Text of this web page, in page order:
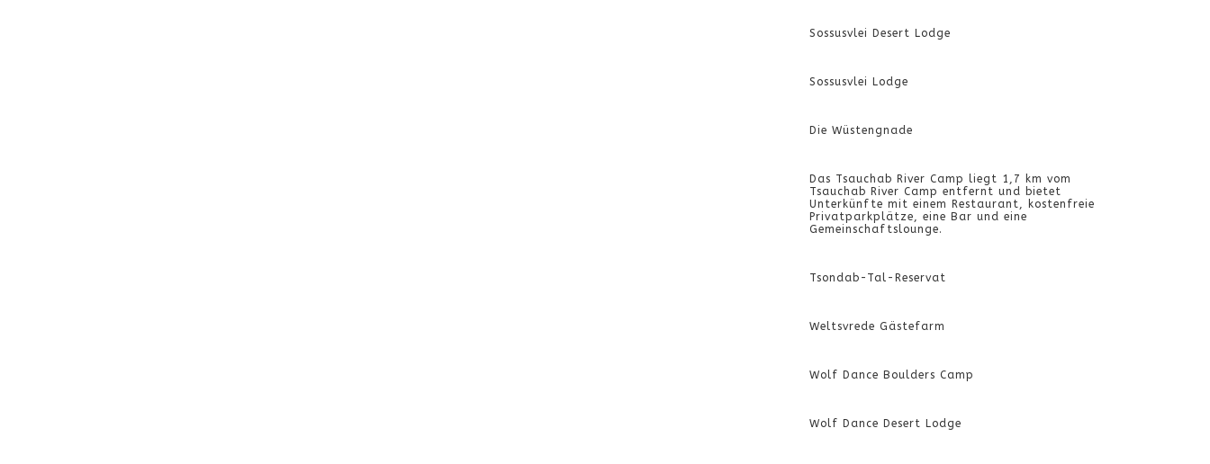
Sossusvlei Desert Lodge
Sossusvlei Lodge
Die Wüstengnade
Das Tsauchab River Camp liegt 1,7 km vom
Tsauchab River Camp entfernt und bietet
Unterkünfte mit einem Restaurant, kostenfreie
Privatparkplätze, eine Bar und eine
Gemeinschaftslounge.
Tsondab-Tal-Reservat
Weltsvrede Gästefarm
Wolf Dance Boulders Camp
Wolf Dance Desert Lodge